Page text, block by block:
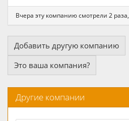
Вчера эту компанию смотрели 2 раза,
Добавить другую компанию
Это ваша компания?
Другие компании